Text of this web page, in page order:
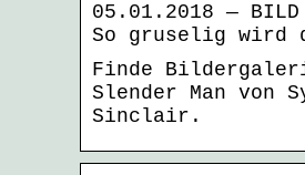
05.01.2018 —
So gruselig wird
Finde
Slender Man von
Sinclair.